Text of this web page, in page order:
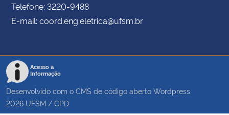
Telefone: 3220-9488
E-mail: coord.eng.eletrica@ufsm.br
Acesso à
Informação
Desenvolvido com o CMS de código aberto Wordpress
2026 UFSM / CPD